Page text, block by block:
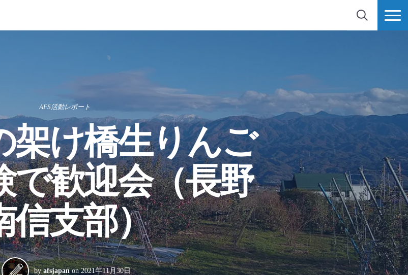
検索 MORE
AFS活動レポート
架け橋生りんご
で歓迎会（長野
信支部）
byafsjapan on2021年11月30日